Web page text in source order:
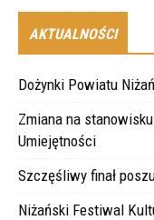
AKTUALNOŚCI
Dożynki Powiatu
Zmiana na
Umiejętności
Szczęśliwy finał
Niżański Festiwal